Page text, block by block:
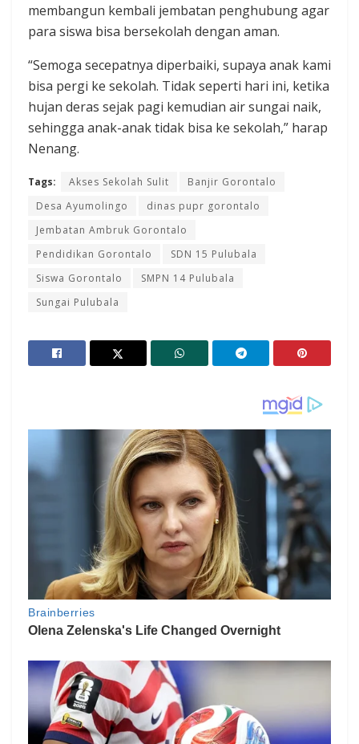
membangun kembali jembatan penghubung agar
para siswa bisa bersekolah dengan aman.
“Semoga secepatnya diperbaiki, supaya anak kami
bisa pergi ke sekolah. Tidak seperti hari ini, ketika
hujan deras sejak pagi kemudian air sungai naik,
sehingga anak-anak tidak bisa ke sekolah,” harap
Nenang.
Tags: Akses Sekolah Sulit
Banjir Gorontalo
Desa Ayumolingo
dinas pupr gorontalo
Jembatan Ambruk Gorontalo
Pendidikan Gorontalo
SDN 15 Pulubala
Siswa Gorontalo
SMPN 14 Pulubala
Sungai Pulubala